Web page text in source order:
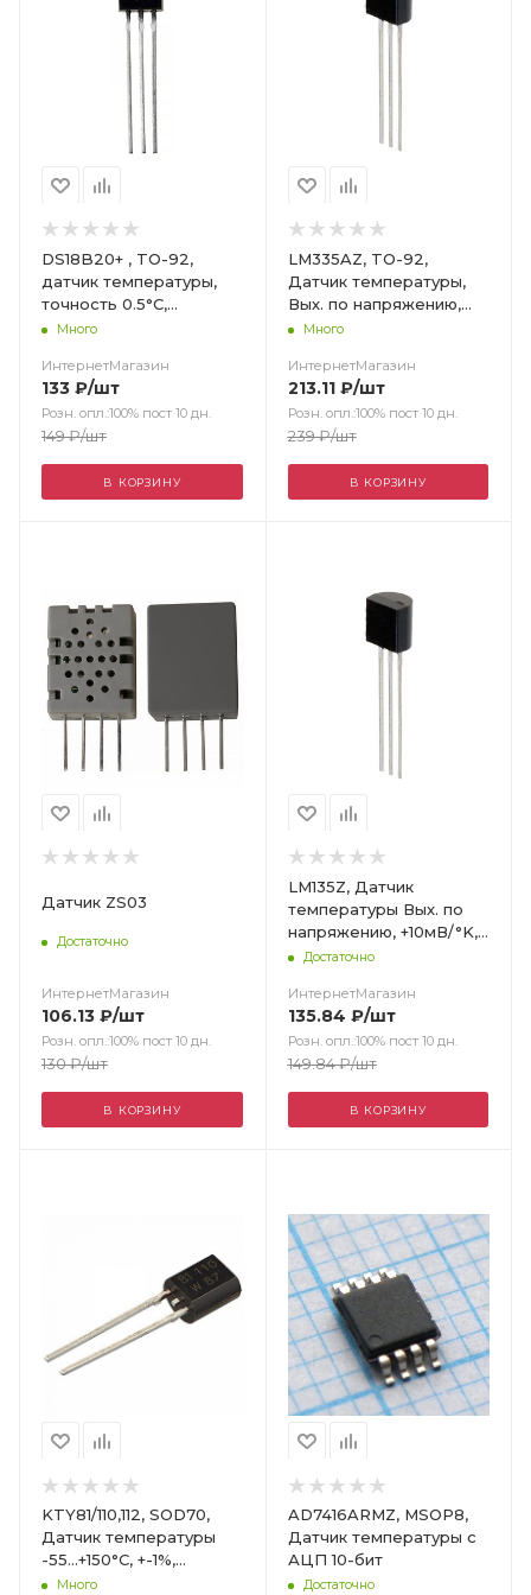
DS18B20+ , TO-92,
датчик температуры,
точность 0.5°C,
-55...125°C
Много
ИнтернетМагазин
133 ₽/шт
Розн. опл.:100% пост 10 дн.
149₽/шт
В КОРЗИНУ
LM335AZ, TO-92,
Датчик температуры,
Вых. по напряжению,
+10мВ/°K, ±1°C, -40°С…
Много
ИнтернетМагазин
213.11₽/шт
Розн. опл.:100% пост 10 дн.
239₽/шт
В КОРЗИНУ
Датчик ZS03
Достаточно
ИнтернетМагазин
106.13 ₽/шт
Розн. опл.:100% пост 10 дн.
130₽/шт
В КОРЗИНУ
LM135Z, Датчик
температуры Вых. по
напряжению, +10мВ/°K,
±1°C, -55°С...+150°C / STM
Достаточно
ИнтернетМагазин
135.84 ₽/шт
Розн. опл.:100% пост 10 дн.
149.84₽/шт
В КОРЗИНУ
KTY81/110,112, SOD70,
Датчик температуры
-55...+150°C, +-1%,
R=990...1010 Ом, TC=0.79
Много
AD7416ARMZ, MSOP8,
Датчик температуры с
АЦП 10-бит
Достаточно